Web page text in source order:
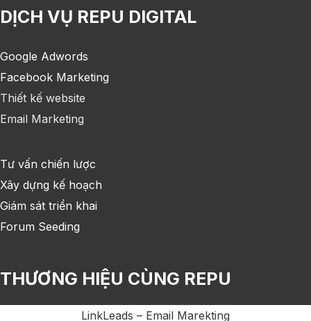
DỊCH VỤ REPU DIGITAL
Google Adwords
Facebook Marketing
Thiết kế website
Email Marketing
Tư vấn chiến lược
Xây dựng kế hoạch
Giám sát triển khai
Forum Seeding
THƯƠNG HIỆU CÙNG REPU
LinkLeads – Email Marekting